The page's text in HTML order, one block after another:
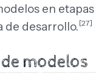
en etapas
de desarrollo. [27]
modelos